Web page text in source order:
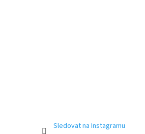
Sledovat na Instagramu